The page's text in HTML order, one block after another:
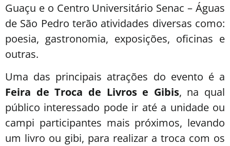
Guaçu e o Centro Universitário Senac – Águas
de São Pedro terão atividades diversas como:
poesia, gastronomia, exposições, oficinas e
outras.
Uma das principais atrações do evento é a
Feira de Troca de Livros e Gibis, na qual
público interessado pode ir até a unidade ou
campi participantes mais próximos, levando
um livro ou gibi, para realizar a troca com os